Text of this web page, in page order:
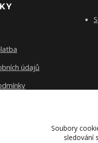
údajů
Soubory
sledování